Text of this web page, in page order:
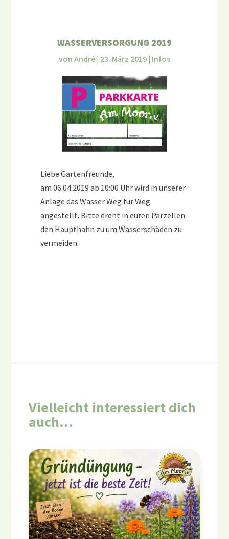
WASSERVERSORGUNG 2019
von André | 23. März 2019 | Infos
Liebe Gartenfreunde,
am 06.04.2019 ab 10:00 Uhr wird in unserer
Anlage das Wasser Weg für Weg
angestellt. Bitte dreht in euren Parzellen
den Haupthahn zu um Wasserschäden zu
vermeiden.
Vielleicht interessiert dich
auch…